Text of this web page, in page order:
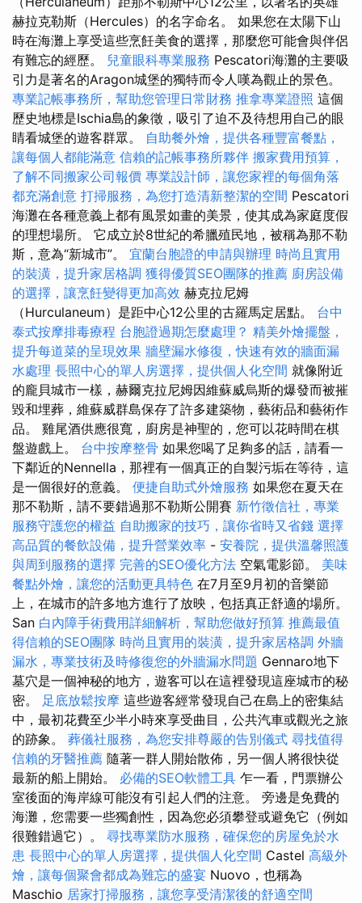
赫拉克勒斯（Hercules）的名字命名。 如果您在太陽下山
時在海灘上享受這些烹飪美食的選擇，那麼您可能會與伴侶
有難忘的經歷。 兒童眼科專業服務 Pescatori海灘的主要吸
引力是著名的Aragon城堡的獨特而令人嘆為觀止的景色。
專業記帳事務所，幫助您管理日常財務 推拿專業證照 這個
歷史地標是Ischia島的象徵，吸引了迫不及待想用自己的眼
睛看城堡的遊客群眾。 自助餐外燴，提供各種豐富餐點，
讓每個人都能滿意 信賴的記帳事務所夥伴 搬家費用預算，
了解不同搬家公司報價 專業設計師，讓您家裡的每個角落
都充滿創意 打掃服務，為您打造清新整潔的空間 Pescatori
海灘在各種意義上都有風景如畫的美景，使其成為家庭度假
的理想場所。 它成立於8世紀的希臘殖民地，被稱為那不勒
斯，意為“新城市”。 宜蘭台胞證的申請與辦理 時尚且實用
的裝潢，提升家居格調 獲得優質SEO團隊的推薦 廚房設備
的選擇，讓烹飪變得更加高效 赫克拉尼姆
（Hurculaneum）是距中心12公里的古羅馬定居點。 台中
泰式按摩排毒療程 台胞證過期怎麼處理？ 精美外燴擺盤，
提升每道菜的呈現效果 牆壁漏水修復，快速有效的牆面漏
水處理 長照中心的單人房選擇，提供個人化空間 就像附近
的龐貝城市一樣，赫爾克拉尼姆因維蘇威烏斯的爆發而被摧
毀和埋葬，維蘇威群島保存了許多建築物，藝術品和藝術作
品。 雞尾酒供應很寬，廚房是神聖的，您可以花時間在棋
盤遊戲上。 台中按摩整骨 如果您喝了足夠多的話，請看一
下鄰近的Nennella，那裡有一個真正的自製污垢在等待，這
是一個很好的意義。 便捷自助式外燴服務 如果您在夏天在
那不勒斯，請不要錯過那不勒斯公開賽 新竹徵信社，專業
服務守護您的權益 自助搬家的技巧，讓你省時又省錢 選擇
高品質的餐飲設備，提升營業效率 - 安養院，提供溫馨照護
與周到服務的選擇 完善的SEO優化方法 空氣電影節。 美味
餐點外燴，讓您的活動更具特色 在7月至9月初的音樂節
上，在城市的許多地方進行了放映，包括真正舒適的場所。
San 白內障手術費用詳細解析，幫助您做好預算 推薦最值
得信賴的SEO團隊 時尚且實用的裝潢，提升家居格調 外牆
漏水，專業技術及時修復您的外牆漏水問題 Gennaro地下
墓穴是一個神秘的地方，遊客可以在這裡發現這座城市的秘
密。 足底放鬆按摩 這些遊客經常發現自己在島上的密集結
中，最初花費至少半小時來享受曲目，公共汽車或觀光之旅
的跡象。 葬儀社服務，為您安排尊嚴的告別儀式 尋找值得
信賴的牙醫推薦 隨著一群人開始散佈，另一個人將很快從
最新的船上開始。 必備的SEO軟體工具 乍一看，門票辦公
室後面的海岸線可能沒有引起人們的注意。 旁邊是免費的
海灘，您需要一些獨創性，因為您必須攀登或避免它（例如
很難錯過它）。 尋找專業防水服務，確保您的房屋免於水
患 長照中心的單人房選擇，提供個人化空間 Castel 高級外
燴，讓每個聚會都成為難忘的盛宴 Nuovo，也稱為
Maschio 居家打掃服務，讓您享受清潔後的舒適空間